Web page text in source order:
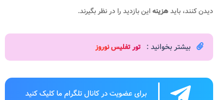
دیدن کنند، بایدهزینهاین بازدید را در نظر بگیرند.
بیشتر بخوانید : تور تفلیس نوروز
برای عضویت در کانال تلگرام ما کلیک کنید